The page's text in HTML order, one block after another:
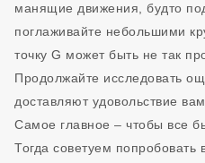
манящие движения, будто
поглаживайте небольшими
точку G может быть не так
Продолжайте исследовать
доставляют удовольствие
Самое главное – чтобы все
Тогда советуем